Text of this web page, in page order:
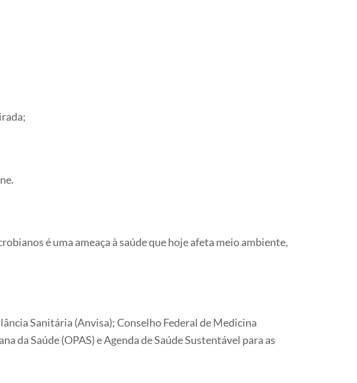
é uma ameaça à saúde que hoje afeta meio ambiente,
Sanitária (Anvisa); Conselho Federal de Medicina
da Saúde (OPAS) e Agenda de Saúde Sustentável para as